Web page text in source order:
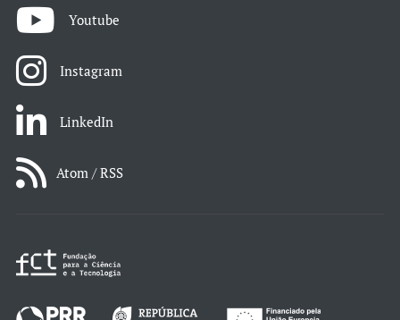
Youtube
Instagram
LinkedIn
Atom / RSS